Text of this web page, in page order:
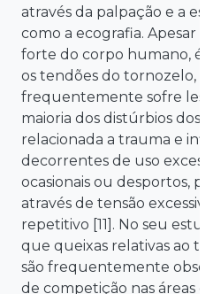
através da palpação e a
como a ecografia. Apesar
forte do corpo humano, é
os tendões do tornozelo, o
frequentemente sofre
maioria dos distúrbios dos
relacionada a trauma e
decorrentes de uso
ocasionais ou desportos,
através de tensão
repetitivo [11]. No seu
que queixas relativas ao
são frequentemente
de competição nas áreas